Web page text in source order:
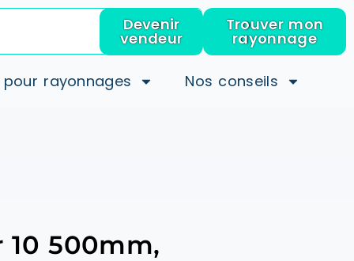
Devenir
vendeur
Trouver mon
rayonnage
rayonnages Nos conseils
500mm,